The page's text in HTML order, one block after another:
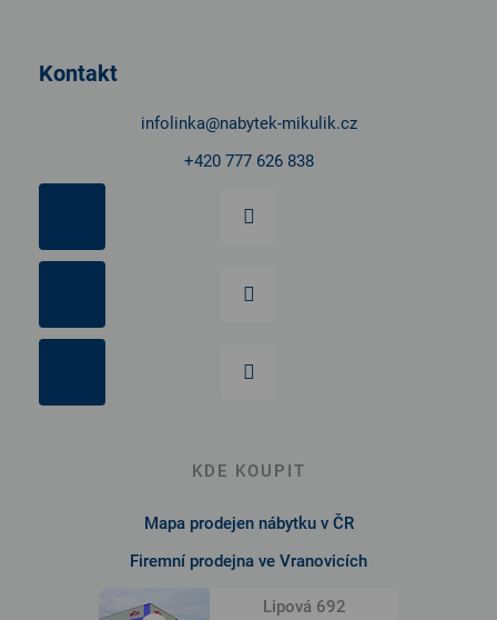
Kontakt
infolinka@nabytek-mikulik.cz
+420 777 626 838
KDE KOUPIT
Mapa prodejen nábytku v ČR
Firemní prodejna ve Vranovicích
Lipová 692